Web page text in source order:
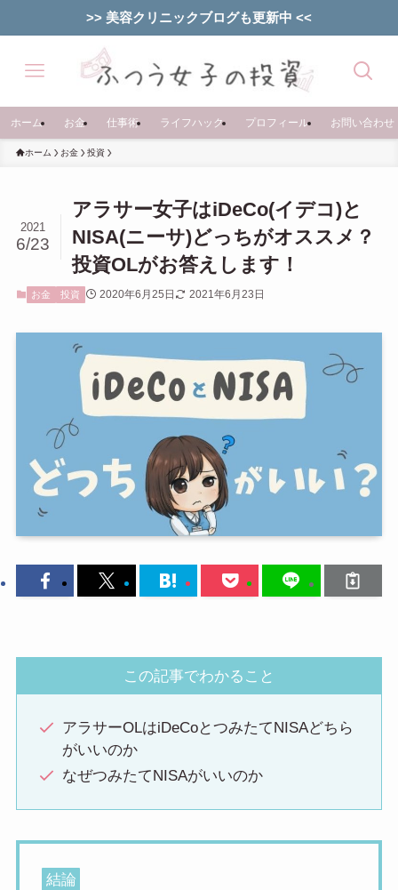
>> 美容クリニックブログも更新中 <<
ホーム お金 仕事術 ライフハック プロフィール お問い合わせ
ホーム お金 投資
アラサー女子はiDeCo(イデコ)と
NISA(ニーサ)どっちがオススメ？
投資OLがお答えします！
2021
6/23
お金 投資 2020年6月25日 2021年6月23日
この記事でわかること
アラサーOLはiDeCoとつみたてNISAどちら
がいいのか
なぜつみたてNISAがいいのか
結論